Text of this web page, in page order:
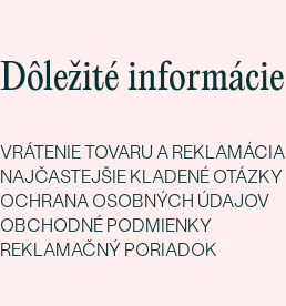
Dôležité informácie
VRÁTENIE TOVARU A REKLAMÁCIA
NAJČASTEJŠIE KLADENÉ OTÁZKY
OCHRANA OSOBNÝCH ÚDAJOV
OBCHODNÉ PODMIENKY
REKLAMAČNÝ PORIADOK